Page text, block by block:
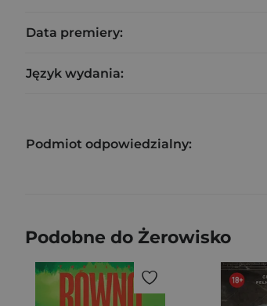
Data premiery:
Język wydania:
Podmiot odpowiedzialny:
Podobne do Żerowisko